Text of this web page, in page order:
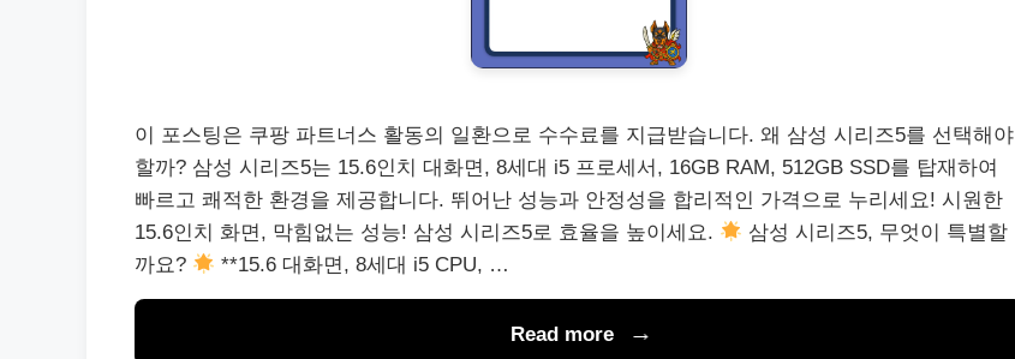
이 포스팅은 쿠팡 파트너스 활동의 일환으로 수수료를 지급받습니다. 왜 삼성 시리즈5를 선택해야
할까? 삼성 시리즈5는 15.6인치 대화면, 8세대 i5 프로세서, 16GB RAM, 512GB SSD를 탑재하여
빠르고 쾌적한 환경을 제공합니다. 뛰어난 성능과 안정성을 합리적인 가격으로 누리세요! 시원한
15.6인치 화면, 막힘없는 성능! 삼성 시리즈5로 효율을 높이세요.
삼성 시리즈5, 무엇이 특별할
까요?
**15.6 대화면, 8세대 i5 CPU, …
Read more